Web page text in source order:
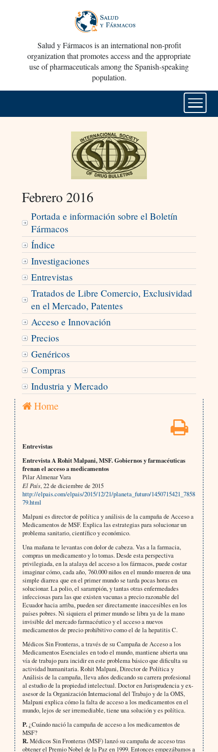
Salud y Fármacos is an international non-profit
organization that promotes access and the appropriate
use of pharmaceuticals among the Spanish-speaking
population.
Febrero 2016
Portada e información sobre el Boletín
Fármacos
Índice
Investigaciones
Entrevistas
Tratados de Libre Comercio, Exclusividad
en el Mercado, Patentes
Acceso e Innovación
Precios
Genéricos
Compras
Industria y Mercado
Home
Entrevistas
Entrevista A Rohit Malpani, MSF. Gobiernos y farmacéuticas
frenan el acceso a medicamentos
Pilar Almenar Vara
El País, 22 de diciembre de 2015
http://elpais.com/elpais/2015/12/21/planeta_futuro/1450715421_7858
79.html
Malpani es director de política y análisis de la campaña de Acceso a
Medicamentos de MSF. Explica las estrategias para solucionar un
problema sanitario, científico y económico.
Una mañana te levantas con dolor de cabeza. Vas a la farmacia,
compras un medicamento y lo tomas. Desde esta perspectiva
privilegiada, en la atalaya del acceso a los fármacos, puede costar
imaginar cómo, cada año, 760.000 niños en el mundo mueren de una
simple diarrea que en el primer mundo se tarda pocas horas en
solucionar. La polio, el sarampión, y tantas otras enfermedades
infecciosas para las que existen vacunas a precio razonable del
Ecuador hacia arriba, pueden ser directamente inaccesibles en los
países pobres. Ni siquiera el primer mundo se libra ya de la mano
invisible del mercado farmacéutico y el acceso a nuevos
medicamentos de precio prohibitivo como el de la hepatitis C.
Médicos Sin Fronteras, a través de su Campaña de Acceso a los
Medicamentos Esenciales en todo el mundo, mantiene abierta una
vía de trabajo para incidir en este problema básico que dificulta su
actividad humanitaria. Rohit Malpani, Director de Política y
Análisis de la campaña, lleva años dedicando su carrera profesional
al estudio de la propiedad intelectual. Doctor en Jurisprudencia y ex-
asesor de la Organización Internacional del Trabajo y de la OMS,
Malpani explica cómo la falta de acceso a los medicamentos en el
mundo, lejos de ser irremediable, tiene una solución y es política.
P.¿Cuándo nació la campaña de acceso a los medicamentos de
MSF?
R.Médicos Sin Fronteras (MSF) lanzó su campaña de acceso tras
obtener el Premio Nobel de la Paz en 1999. Entonces empezábamos a